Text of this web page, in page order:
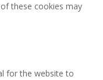
these cookies may
for the website to